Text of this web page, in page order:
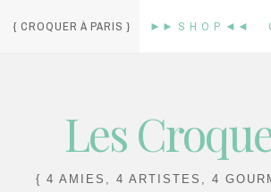
{ CROQUER À PARIS } ►► S H O P ◄◄
Les
{ 4 AMIES, 4 ARTISTES, 4